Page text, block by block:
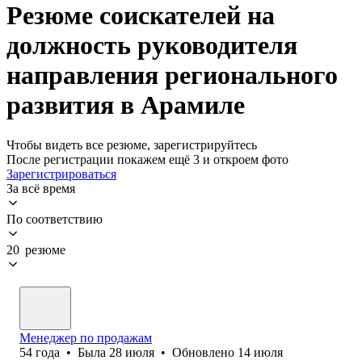
Резюме соискателей на
должность руководителя
направления регионального
развития в Арамиле
Чтобы видеть все резюме, зарегистрируйтесь
После регистрации покажем ещё 3 и откроем фото
Зарегистрироваться
За всё время
По соответствию
20 резюме
Менеджер по продажам
54 года • Была 28 июля • Обновлено 14 июля